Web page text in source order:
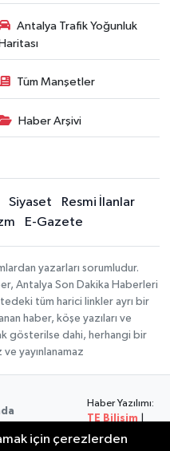
Antalya Trafik Yoğunluk
Tüm Manşetler
Haber Arşivi
Siyaset
Resmi İlanlar
E-Gazete
yazarları sorumludur.
Antalya Son Dakika Haberleri
tüm harici linkler ayrı bir
haber, köşe yazıları ve
gösterilse dahi, herhangi bir
yayınlanamaz
Haber Yazılımı:
TE Bilişim
Copyright ©
için çerezlerden